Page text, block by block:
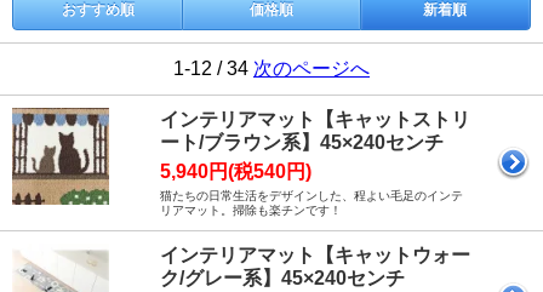
おすすめ順 価格順 新着順
1-12 / 34 次のページへ
インテリアマット【キャットストリ
ート/ブラウン系】45×240センチ
5,940円(税540円)
猫たちの日常生活をデザインした、程よい毛足のインテ
リアマット。掃除も楽チンです！
インテリアマット【キャットウォー
ク/グレー系】45×240センチ